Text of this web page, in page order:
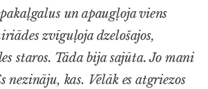
un apaugļoja viens
zvīguļoja dzelošajos,
staros. Tāda bija sajūta. Jo mani
nezināju, kas. Vēlāk es atgriezos